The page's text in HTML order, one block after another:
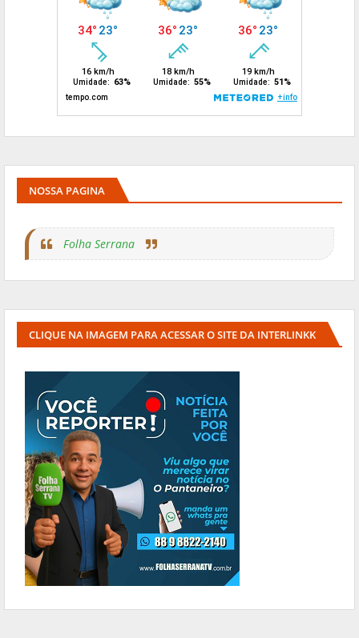
NOSSA PAGINA
Folha Serrana
CLIQUE NA IMAGEM PARA ACESSAR O SITE DA INTERLINKK